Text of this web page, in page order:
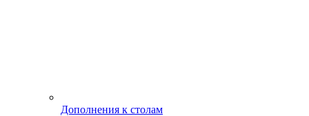
Дополнения к столам